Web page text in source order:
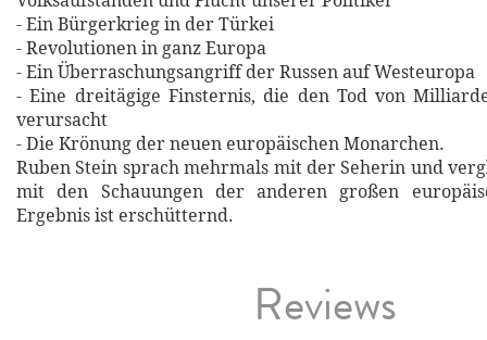
- Ein Bürgerkrieg in der Türkei
- Revolutionen in ganz Europa
- Ein Überraschungsangriff der Russen auf Westeuropa
- Eine dreitägige Finsternis, die den Tod von
verursacht
- Die Krönung der neuen europäischen Monarchen.
Ruben Stein sprach mehrmals mit der Seherin und
mit den Schauungen der anderen großen
Ergebnis ist erschütternd.
Reviews